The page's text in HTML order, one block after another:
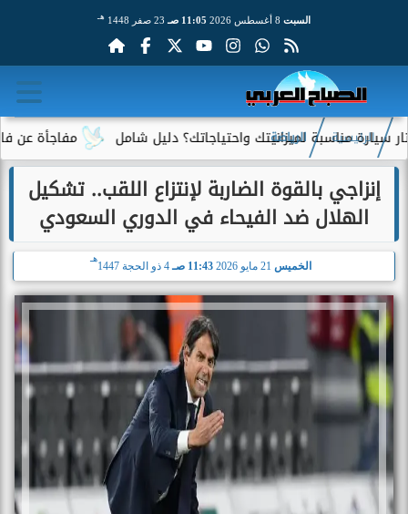
السبت 11:05 صـ 23 صفر 1448 هـ
مفاجأة عن فاتورة لميزانيتك واحتياجاتك؟ دليل شامل
الرئيسية الرياضة
إنزاجي بالقوة الضاربة لإنتزاع اللقب.. تشكيل
الهلال ضد الفيحاء في الدوري السعودي
الخميس 11:43 صـ 4 ذو الحجة 1447
هـ